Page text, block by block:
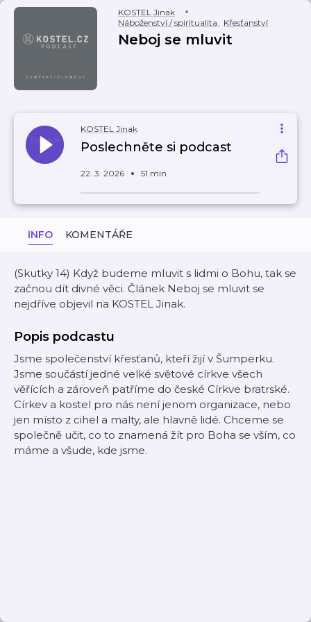
KOSTEL Jinak
Náboženství / spiritualita, Křesťanství
Neboj se mluvit
KOSTEL Jinak
Poslechněte si podcast
22. 3. 2026 51 min
INFO KOMENTÁŘE
(Skutky 14) Když budeme mluvit s lidmi o Bohu, tak se
začnou dít divné věci. Článek Neboj se mluvit se
nejdříve objevil na KOSTEL Jinak.
Popis podcastu
Jsme společenství křesťanů, kteří žijí v Šumperku.
Jsme součástí jedné velké světové církve všech
věřících a zároveň patříme do české Církve bratrské.
Církev a kostel pro nás není jenom organizace, nebo
jen místo z cihel a malty, ale hlavně lidé. Chceme se
společně učit, co to znamená žít pro Boha se vším, co
máme a všude, kde jsme.